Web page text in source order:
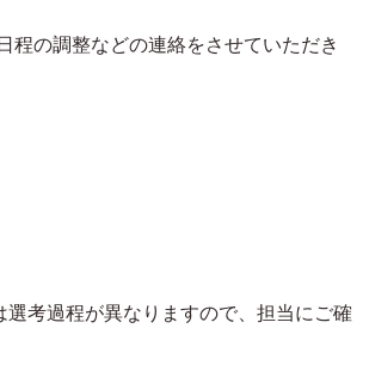
程の調整などの連絡をさせていただき
考過程が異なりますので、担当にご確